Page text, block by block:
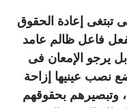
تبتغى إعادة الحقوق
فاعل ظالم عامد
يرجو الإمعان فى
نصب عينيها إزاحة
وتبصيرهم بحقوقهم